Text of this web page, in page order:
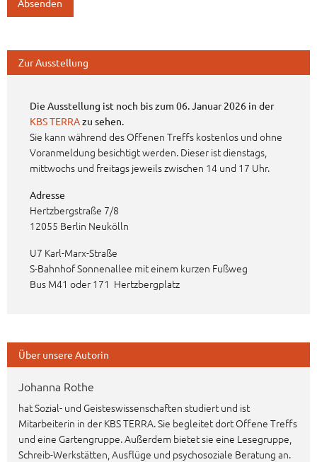
Zur Ausstellung
Die Ausstellung ist noch bis zum 06. Januar 2026 in der
KBS TERRAzu sehen.
Sie kann während des Offenen Treffs kostenlos und ohne
Voranmeldung besichtigt werden. Dieser ist dienstags,
mittwochs und freitags jeweils zwischen 14 und 17 Uhr.
Adresse
Hertzbergstraße 7/8
12055 Berlin Neukölln
U7 Karl-Marx-Straße
S-Bahnhof Sonnenallee mit einem kurzen Fußweg
Bus M41 oder 171 Hertzbergplatz
Über unsere Autorin
Johanna Rothe
hat Sozial- und Geisteswissenschaften studiert und ist
Mitarbeiterin in der KBS TERRA. Sie begleitet dort Offene Treffs
und eine Gartengruppe. Außerdem bietet sie eine Lesegruppe,
Schreib-Werkstätten, Ausflüge und psychosoziale Beratung an.